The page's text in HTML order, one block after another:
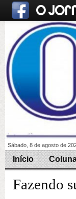
Sábado, 8 de agosto de
Início
Fazendo